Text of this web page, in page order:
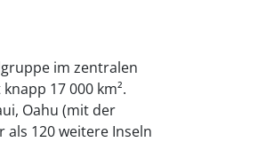
im zentralen
17 000 km².
Oahu (mit der
120 weitere Inseln